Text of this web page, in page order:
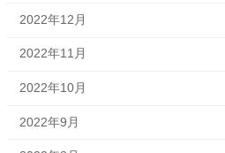
2022年12月
2022年11月
2022年10月
2022年9月